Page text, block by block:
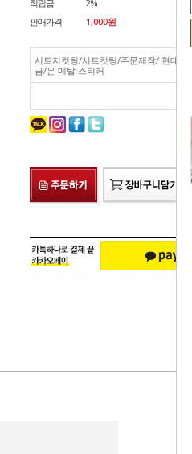
적립금
2%
판매가격
1,000원
시트지컷팅/시트컷팅/주문제작/ 현대시트
금/은 메탈 스티커